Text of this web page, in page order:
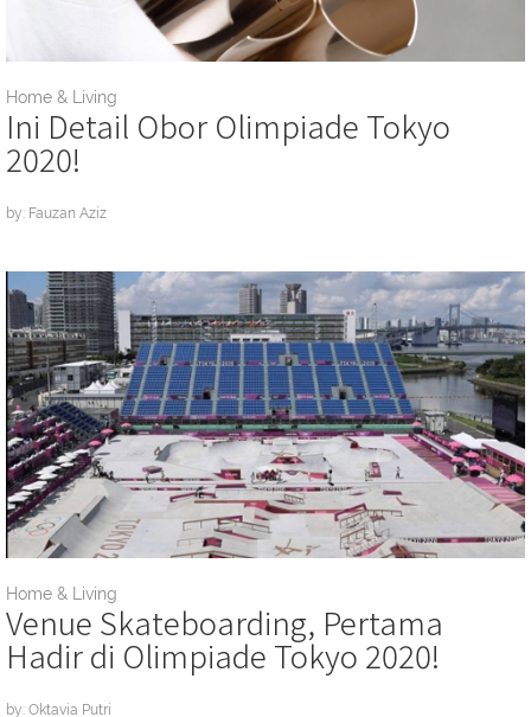
Home & Living
Ini Detail Obor Olimpiade Tokyo
2020!
by: Fauzan Aziz
Home & Living
Venue Skateboarding, Pertama
Hadir di Olimpiade Tokyo 2020!
by: Oktavia Putri